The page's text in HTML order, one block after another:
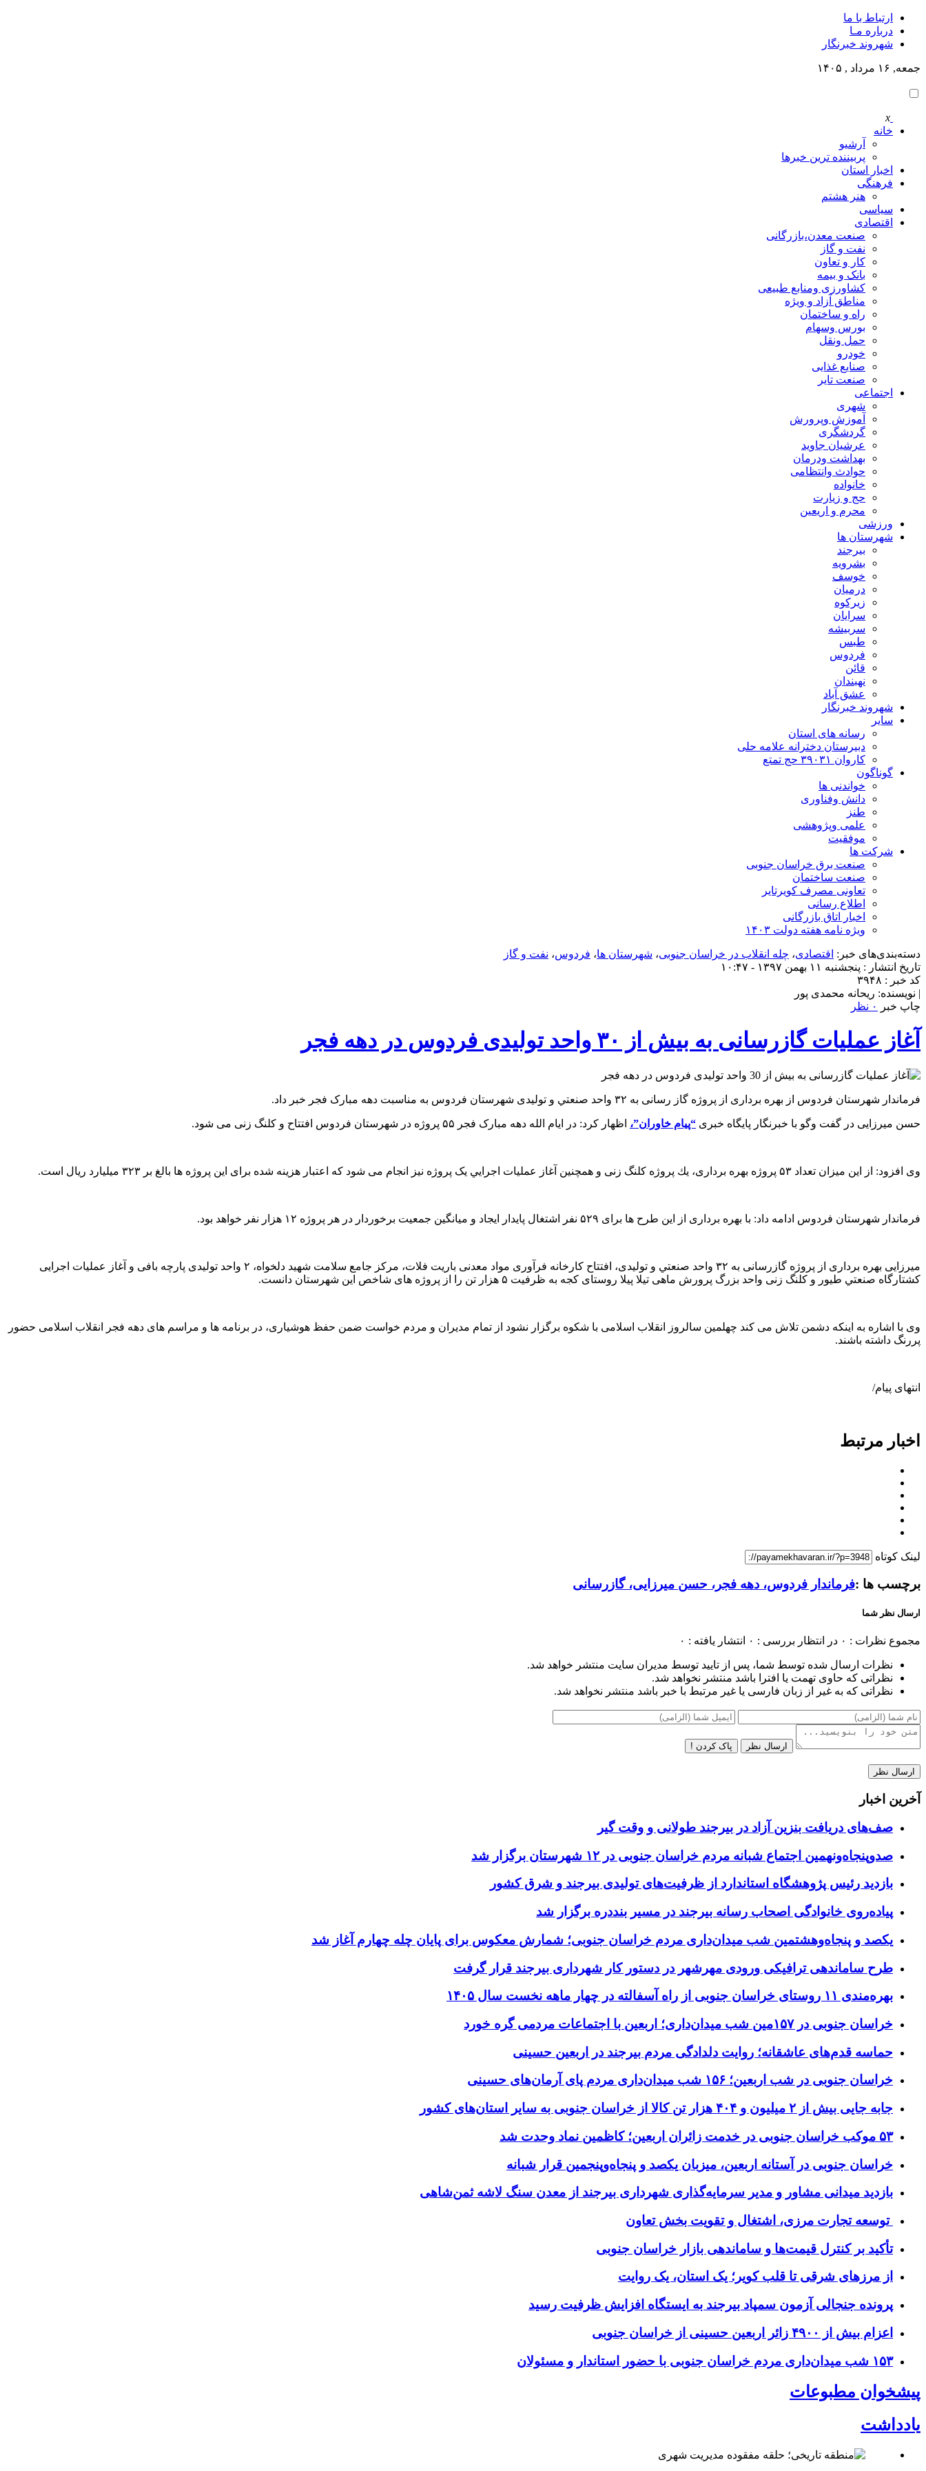
ارتباط با ما
درباره مـا
شهروند خبرنگار
جمعه, ۱۶ مرداد , ۱۴۰۵
x
خانه
آرشیو
پربیننده ترین خبرها
اخبار استان
فرهنگی
هنر هشتم
سیاسی
اقتصادی
صنعت معدن،بازرگانی
نفت و گاز
کار و تعاون
بانک و بیمه
کشاورزی ومنابع طبیعی
مناطق آزاد و ویژه
راه و ساختمان
بورس وسهام
حمل ونقل
خودرو
صنایع غذایی
صنعت تایر
اجتماعی
شهری
آموزش وپرورش
گردشگری
عرشیان جاوید
بهداشت ودرمان
حوادث وانتظامی
خانواده
حج و زیارت
محرم و اریعین
ورزشی
شهرستان ها
بیرجند
بشرویه
خوسف
درمیان
زیرکوه
سرایان
سربیشه
طبس
فردوس
قائن
نهبندان
عشق آباد
شهروند خبرنگار
سایر
رسانه های استان
دبیرستان دخترانه علامه حلی
کاروان ۳۹۰۳۱ حج تمتع
گوناگون
خواندنی ها
دانش وفناوری
طنز
علمی وپژوهشی
موفقیت
شرکت ها
صنعت برق خراسان جنوبی
صنعت ساختمان
تعاونی مصرف کویرتایر
اطلاع رسانی
اخبار اتاق بازرگانی
ویژه نامه هفته دولت ۱۴۰۳
دسته‌بندی‌های خبر: اقتصادی، چله انقلاب در خراسان جنوبی، شهرستان ها، فردوس، نفت و گاز
تاریخ انتشار : پنجشنبه ۱۱ بهمن ۱۳۹۷ - ۱۰:۴۷
کد خبر : ۳۹۴۸
| نویسنده: ریحانه محمدی پور
چاپ خبر
۰ نظر
آغاز عملیات گازرسانی به بیش از ۳۰ واحد تولیدی فردوس در دهه فجر
فرماندار شهرستان فردوس از بهره برداری از پروژه گاز رسانی به ۳۲ واحد صنعتي و توليدی شهرستان فردوس به مناسبت دهه مبارک فجر خبر داد.
حسن میرزایی در گفت وگو با خبرنگار پایگاه خبری “پیام خاوران”، اظهار کرد: در ایام الله دهه مبارک فجر ۵۵ پروژه در شهرستان فردوس افتتاح و کلنگ زنی می شود.
وی افزود: از این میزان تعداد ۵۳ پروژه بهره برداری، يك پروژه كلنگ زنی و همچنین آغاز عمليات اجرايي يک پروژه نيز انجام می شود که اعتبار هزینه شده برای این پروژه ها بالغ بر ۳۲۳ میلیارد ريال است.
فرماندار شهرستان فردوس ادامه داد: با بهره برداری از این طرح ها برای ۵۲۹ نفر اشتغال پایدار ایجاد و ميانگين جمعيت برخوردار در هر پروژه ۱۲ هزار نفر خواهد بود.
میرزایی بهره برداری از پروژه گازرسانی به ۳۲ واحد صنعتي و توليدی، افتتاح کارخانه فرآوری مواد معدنی باريت فلات، مرکز جامع سلامت شهید دلخواه، ۲ واحد تولیدی پارچه بافی و آغاز عملیات اجرایی
کشتارگاه صنعتي طيور و کلنگ زنی واحد بزرگ پرورش ماهی تيلا پيلا روستای کجه به ظرفيت ۵ هزار تن را از پروژه های شاخص این شهرستان دانست.
وی با اشاره به اینکه دشمن تلاش می کند چهلمین سالروز انقلاب اسلامی با شکوه برگزار نشود از تمام مدیران و مردم خواست ضمن حفظ هوشیاری، در برنامه ها و مراسم های دهه فجر انقلاب اسلامی حضور
پررنگ داشته باشند.
انتهای پیام/
اخبار مرتبط
لینک کوتاه
برچسب ها :فرماندار فردوس، دهه فجر، حسن میرزایی، گازرسانی
ارسال نظر شما
مجموع نظرات : ۰ در انتظار بررسی : ۰ انتشار یافته : ۰
نظرات ارسال شده توسط شما، پس از تایید توسط مدیران سایت منتشر خواهد شد.
نظراتی که حاوی تهمت یا افترا باشد منتشر نخواهد شد.
نظراتی که به غیر از زبان فارسی یا غیر مرتبط با خبر باشد منتشر نخواهد شد.
ارسال نظر پاک کردن !
آخرین اخبار
صف‌های دریافت بنزین آزاد در بیرجند طولانی و وقت گیر
صدوپنجاه‌ونهمین اجتماع شبانه مردم خراسان جنوبی در ۱۲ شهرستان برگزار شد
بازدید رئیس پژوهشگاه استاندارد از ظرفیت‌های تولیدی بیرجند و شرق کشور
پیاده‌روی خانوادگی اصحاب رسانه بیرجند در مسیر بنددره برگزار شد
یکصد و پنجاه‌وهشتمین شب میدان‌داری مردم خراسان جنوبی؛ شمارش معکوس برای پایان چله چهارم آغاز شد
طرح ساماندهی ترافیکی ورودی مهرشهر در دستور کار شهرداری بیرجند قرار گرفت
بهره‌مندی ۱۱ روستای خراسان جنوبی از راه آسفالته در چهار ماهه نخست سال ۱۴۰۵
خراسان جنوبی در ۱۵۷مین شب میدان‌داری؛ اربعین با اجتماعات مردمی گره خورد
حماسه قدم‌های عاشقانه؛ روایت دلدادگی مردم بیرجند در اربعین حسینی
خراسان جنوبی در شب اربعین؛ ۱۵۶ شب میدان‌داری مردم پای آرمان‌های حسینی
جابه جایی بیش از ۲ میلیون و ۴۰۴ هزار تن کالا از خراسان جنوبی به سایر استان‌های کشور
۵۳ موکب خراسان جنوبی در خدمت زائران اربعین؛ کاظمین نماد وحدت شد
خراسان جنوبی در آستانه اربعین، میزبان یکصد و پنجاه‌وپنجمین قرار شبانه
بازدید میدانی مشاور و مدیر سرمایه‌گذاری شهرداری بیرجند از معدن سنگ لاشه ثمن‌شاهی
توسعه تجارت مرزی، اشتغال و تقویت بخش تعاون
تأکید بر کنترل قیمت‌ها و ساماندهی بازار خراسان جنوبی
از مرزهای شرقی تا قلب کویر؛ یک استان، یک روایت
پرونده جنجالی آزمون سمپاد بیرجند به ایستگاه افزایش ظرفیت رسید
اعزام بیش از ۴۹۰۰ زائر اربعین حسینی از خراسان جنوبی
۱۵۳ شب میدان‌داری مردم خراسان جنوبی با حضور استاندار و مسئولان
پیشخوان مطبوعات
یادداشت